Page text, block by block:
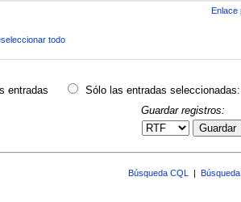
Enlace
todo
entradas
Sólo las entradas seleccionadas:
Guardar registros:
Guardar
Búsqueda CQL